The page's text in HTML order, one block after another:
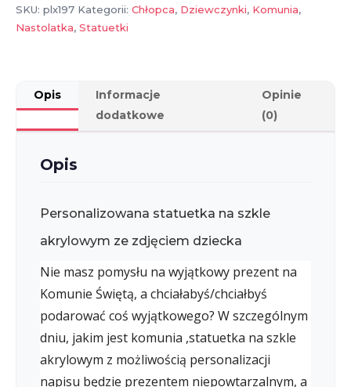
SKU: plx197 Kategorii: Chłopca, Dziewczynki, Komunia,
Nastolatka, Statuetki
Opis
Informacje
dodatkowe
Opinie
(0)
Opis
Personalizowana statuetka na szkle
akrylowym ze zdjęciem dziecka
Nie masz pomysłu na wyjątkowy prezent na
Komunie Świętą, a chciałabyś/chciałbyś
podarować coś wyjątkowego? W szczególnym
dniu, jakim jest komunia ,statuetka na szkle
akrylowym z możliwością personalizacji
napisu będzie prezentem niepowtarzalnym, a